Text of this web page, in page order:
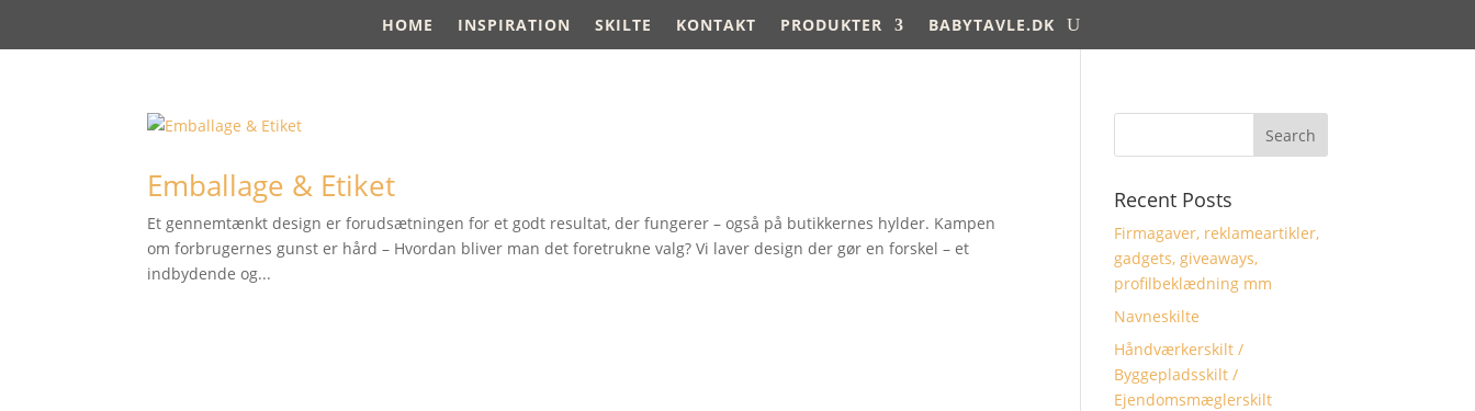
HOME INSPIRATION SKILTE KONTAKT PRODUKTER BABYTAVLE.DK
Emballage & Etiket
Et gennemtænkt design er forudsætningen for et godt resultat, der fungerer – også på butikkernes hylder. Kampen
om forbrugernes gunst er hård – Hvordan bliver man det foretrukne valg? Vi laver design der gør en forskel – et
indbydende og...
Recent Posts
Firmagaver, reklameartikler,
gadgets, giveaways,
profilbeklædning mm
Navneskilte
Håndværkerskilt /
Byggepladsskilt /
Ejendomsmæglerskilt